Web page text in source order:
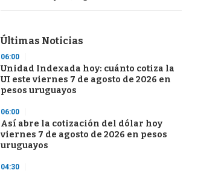
Últimas Noticias
06:00
Unidad Indexada hoy: cuánto cotiza la
UI este viernes 7 de agosto de 2026 en
pesos uruguayos
06:00
Así abre la cotización del dólar hoy
viernes 7 de agosto de 2026 en pesos
uruguayos
04:30